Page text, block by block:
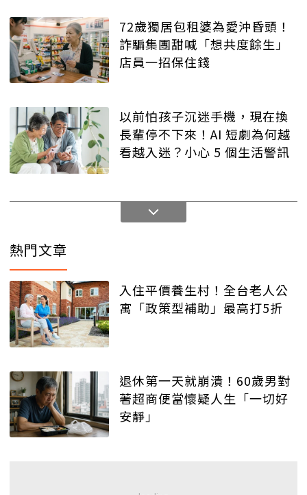
72歲獨居包租婆為愛沖昏頭！
詐騙集團甜喊「想共度餘生」
店員一招保住錢
以前怕孩子沉迷手機，現在換
長輩停不下來！AI 短劇為何越
看越入迷？小心 5 個生活警訊
熱門文章
入住平價養生村！全台老人公
寓「政策型補助」最高打5折
退休第一天就崩潰！60歲男對
著超商便當懷疑人生「一切好
安靜」